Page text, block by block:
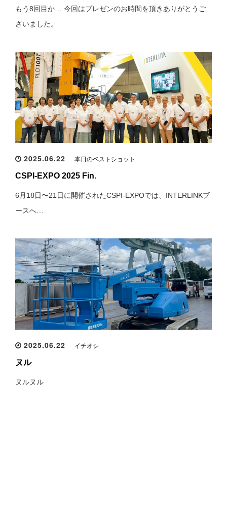
もう8回目か… 今回はプレゼンのお時間を頂きありがとうご
ざいました。
2025.06.22 本日のベストショット
CSPI-EXPO 2025 Fin.
6月18日〜21日に開催されたCSPI-EXPOでは、INTERLINKブ
ースへ…
2025.06.22 イチオシ
ヌル
ヌルヌル